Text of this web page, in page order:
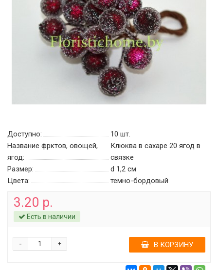
Доступно: 10 шт.
Название фрктов, овощей,
ягод:
Клюква в сахаре 20 ягод в
связке
Размер:
d 1,2 см
Цвета:
темно-бордовый
3.20 р.
Есть в наличии
+
- В КОРЗИНУ